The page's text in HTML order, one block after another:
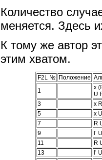
Количество
меняется. Здесь
К тому же автор
этим хватом.
F2L № Положение
1
x
U
3
x
5
x
7
R
9
l’
11
R
13
l’